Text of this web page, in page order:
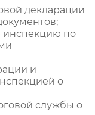
декларации
инспекцию по
и
о
службы о